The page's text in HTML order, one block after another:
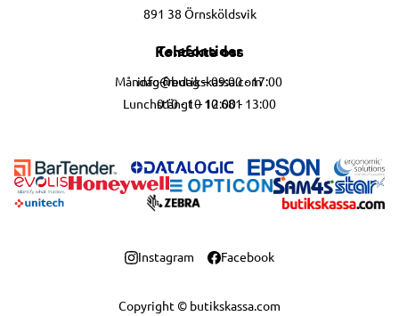
891 38 Örnsköldsvik
Kontakta oss
info@butikskassa.com
010 - 10 10 681
Telefontider
Måndag-fredag – 09:00 - 17:00
Lunchstängt – 12:00 - 13:00
Copyright © butikskassa.com
Instagram Facebook